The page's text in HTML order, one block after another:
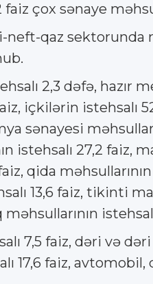
çox sənaye
qaz sektorunda
2,3 dəfə, hazır
içkilərin istehsalı
sənayesi
27,2 faiz,
qida
13,6 faiz, tikinti
7,5 faiz, dəri və dəri
17,6 faiz,